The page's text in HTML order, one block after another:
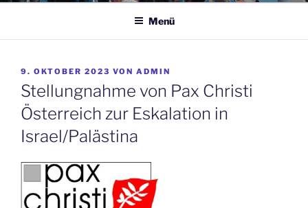
Menü
VERÖFFENTLICHT
AM
9. OKTOBER 2023 VON ADMIN
Stellungnahme von Pax Christi
Österreich zur Eskalation in
Israel/Palästina